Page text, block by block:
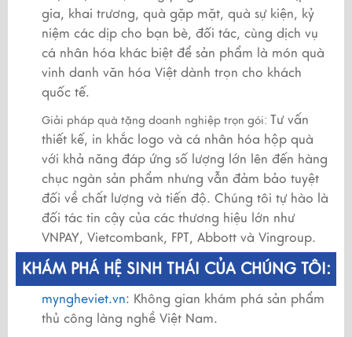
gia, khai trương, quà gặp mặt, quà sự kiện, kỷ
niệm các dịp cho bạn bè, đối tác, cùng dịch vụ
cá nhân hóa khác biệt để sản phẩm là món quà
vinh danh văn hóa Việt dành trọn cho khách
quốc tế.
Giải pháp quà tặng doanh nghiệp trọn gói: Tư vấn
thiết kế, in khắc logo và cá nhân hóa hộp quà
với khả năng đáp ứng số lượng lớn lên đến hàng
chục ngàn sản phẩm nhưng vẫn đảm bảo tuyệt
đối về chất lượng và tiến độ. Chúng tôi tự hào là
đối tác tin cậy của các thương hiệu lớn như
VNPAY, Vietcombank, FPT, Abbott và Vingroup.
KHÁM PHÁ HỆ SINH THÁI CỦA CHÚNG TÔI:
myngheviet.vn: Không gian khám phá sản phẩm
thủ công làng nghề Việt Nam.